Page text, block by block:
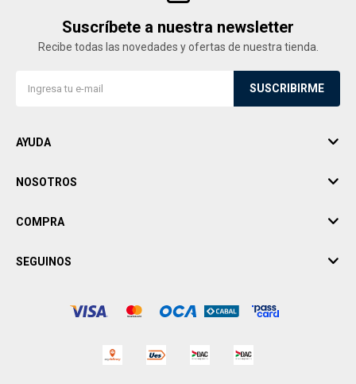
Suscríbete a nuestra newsletter
Recibe todas las novedades y ofertas de nuestra tienda.
SUSCRIBIRME
AYUDA
NOSOTROS
COMPRA
SEGUINOS